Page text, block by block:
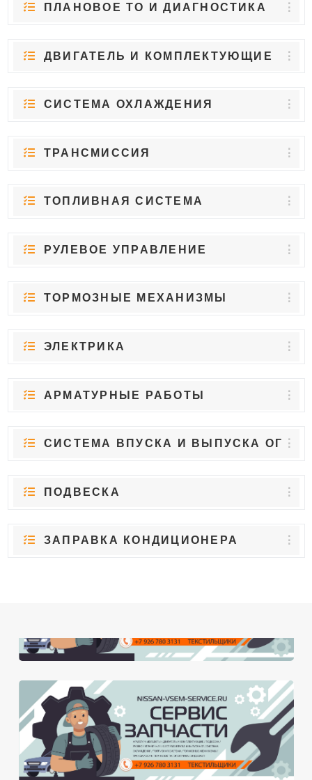
ПЛАНОВОЕ ТО И ДИАГНОСТИКА
ДВИГАТЕЛЬ И КОМПЛЕКТУЮЩИЕ
СИСТЕМА ОХЛАЖДЕНИЯ
ТРАНСМИССИЯ
ТОПЛИВНАЯ СИСТЕМА
РУЛЕВОЕ УПРАВЛЕНИЕ
ТОРМОЗНЫЕ МЕХАНИЗМЫ
ЭЛЕКТРИКА
АРМАТУРНЫЕ РАБОТЫ
СИСТЕМА ВПУСКА И ВЫПУСКА ОГ
ПОДВЕСКА
ЗАПРАВКА КОНДИЦИОНЕРА